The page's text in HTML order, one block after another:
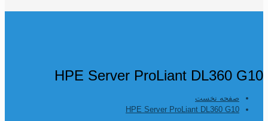
HPE Server ProLiant DL360 G10
صفحه نخست
HPE Server ProLiant DL360 G10